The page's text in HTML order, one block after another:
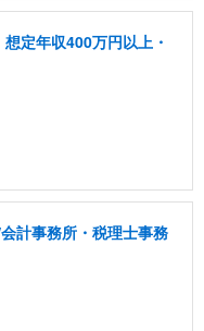
定年収400万円以上・
計事務所・税理士事務